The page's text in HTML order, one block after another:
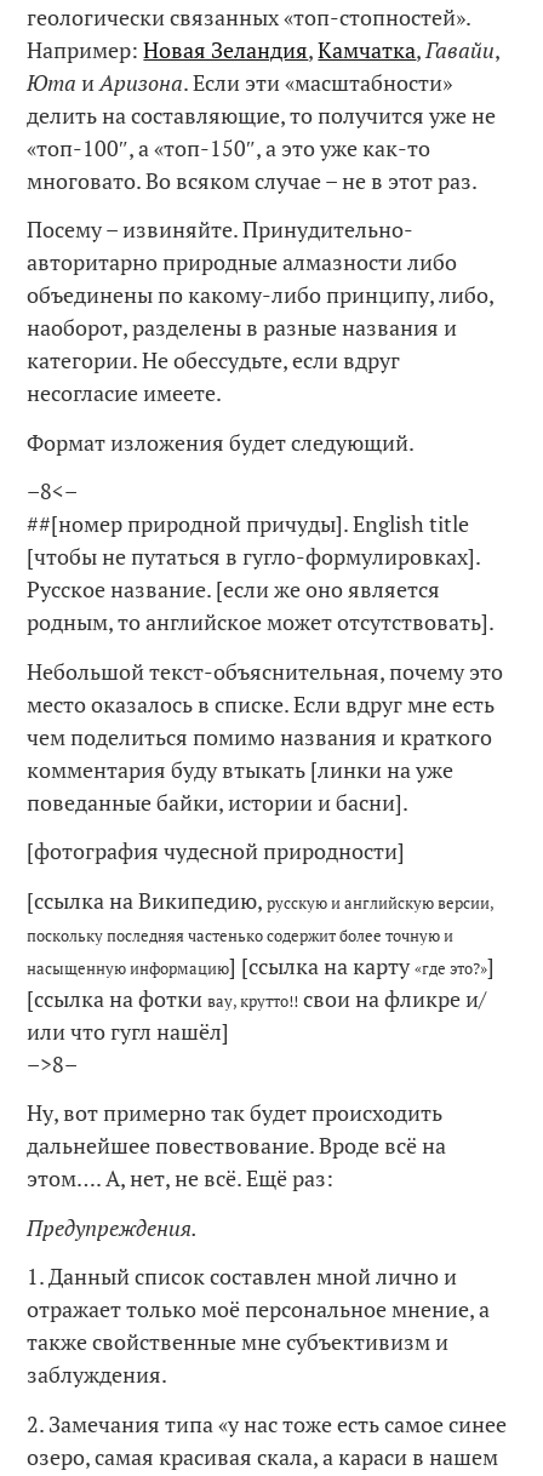
геологически связанных «топ-стопностей».
Например:Новая Зеландия,Камчатка,Гавайи,
Юта иАризона. Если эти «масштабности»
делить на составляющие, то получится уже не
«топ-100″, а «топ-150″, а это уже как-то
многовато. Во всяком случае – не в этот раз.
Посему – извиняйте. Принудительно-
авторитарно природные алмазности либо
объединены по какому-либо принципу, либо,
наоборот, разделены в разные названия и
категории. Не обессудьте, если вдруг
несогласие имеете.
Формат изложения будет следующий.
–8<–
##[номер природной причуды]. English title
[чтобы не путаться в гугло-формулировках].
Русское название. [если же оно является
родным, то английское может отсутствовать].
Небольшой текст-объяснительная, почему это
место оказалось в списке. Если вдруг мне есть
чем поделиться помимо названия и краткого
комментария буду втыкать [линки на уже
поведанные байки, истории и басни].
[фотография чудесной природности]
[ссылка на Википедию,русскую и английскую версии,
поскольку последняя частенько содержит более точную и
насыщенную информацию] [ссылка на карту«где это?»]
[ссылка на фоткивау, крутто!! свои на фликре и/
или что гугл нашёл]
–>8–
Ну, вот примерно так будет происходить
дальнейшее повествование. Вроде всё на
этом…. А, нет, не всё. Ещё раз:
Предупреждения.
1. Данный список составлен мной лично и
отражает только моё персональное мнение, а
также свойственные мне субъективизм и
заблуждения.
2. Замечания типа «у нас тоже есть самое синее
озеро, самая красивая скала, а караси в нашем